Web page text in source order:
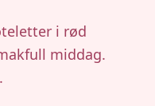
i rød
middag.